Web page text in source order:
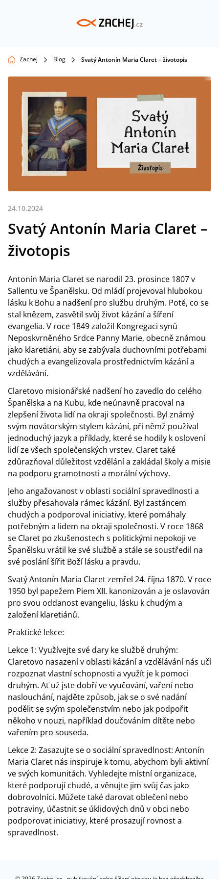
Zachej Blog Svatý Antonín Maria Claret – životopis
24.10.2024
Svatý Antonín Maria Claret –
životopis
Antonín Maria Claret se narodil 23. prosince 1807 v
Sallentu ve Španělsku. Od mládí projevoval hlubokou
lásku k Bohu a nadšení pro službu druhým. Poté, co se
stal knězem, zasvětil svůj život kázání a šíření
evangelia. V roce 1849 založil Kongregaci synů
Neposkvrněného Srdce Panny Marie, obecně známou
jako klaretiáni, aby se zabývala duchovními potřebami
chudých a evangelizovala prostřednictvím kázání a
vzdělávání.
Claretovo misionářské nadšení ho zavedlo do celého
Španělska a na Kubu, kde neúnavně pracoval na
zlepšení života lidí na okraji společnosti. Byl známý
svým novátorským stylem kázání, při němž používal
jednoduchý jazyk a příklady, které se hodily k oslovení
lidí ze všech společenských vrstev. Claret také
zdůrazňoval důležitost vzdělání a zakládal školy a misie
na podporu gramotnosti a morální výchovy.
Jeho angažovanost v oblasti sociální spravedlnosti a
služby přesahovala rámec kázání. Byl zastáncem
chudých a podporoval iniciativy, které pomáhaly
potřebným a lidem na okraji společnosti. V roce 1868
se Claret po zkušenostech s politickými nepokoji ve
Španělsku vrátil ke své službě a stále se soustředil na
své poslání šířit Boží lásku a pravdu.
Svatý Antonín Maria Claret zemřel 24. října 1870. V roce
1950 byl papežem Piem XII. kanonizován a je oslavován
pro svou oddanost evangeliu, lásku k chudým a
založení klaretiánů.
Praktické lekce:
Lekce 1: Využívejte své dary ke službě druhým:
Claretovo nasazení v oblasti kázání a vzdělávání nás učí
rozpoznat vlastní schopnosti a využít je k pomoci
druhým. Ať už jste dobří ve vyučování, vaření nebo
naslouchání, najděte způsob, jak se o své nadání
podělit se svým společenstvím nebo jak podpořit
někoho v nouzi, například doučováním dítěte nebo
vařením pro souseda.
Lekce 2: Zasazujte se o sociální spravedlnost: Antonín
Maria Claret nás inspiruje k tomu, abychom byli aktivní
ve svých komunitách. Vyhledejte místní organizace,
které podporují chudé, a věnujte jim svůj čas jako
dobrovolníci. Můžete také darovat oblečení nebo
potraviny, účastnit se úklidových dnů v obci nebo
podporovat iniciativy, které prosazují rovnost a
spravedlnost.